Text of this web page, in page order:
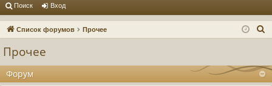
с
ы
и
ум
ол
ьз д
Поиск Вход
Список форумов Прочее
с
к
Прочее
Форум